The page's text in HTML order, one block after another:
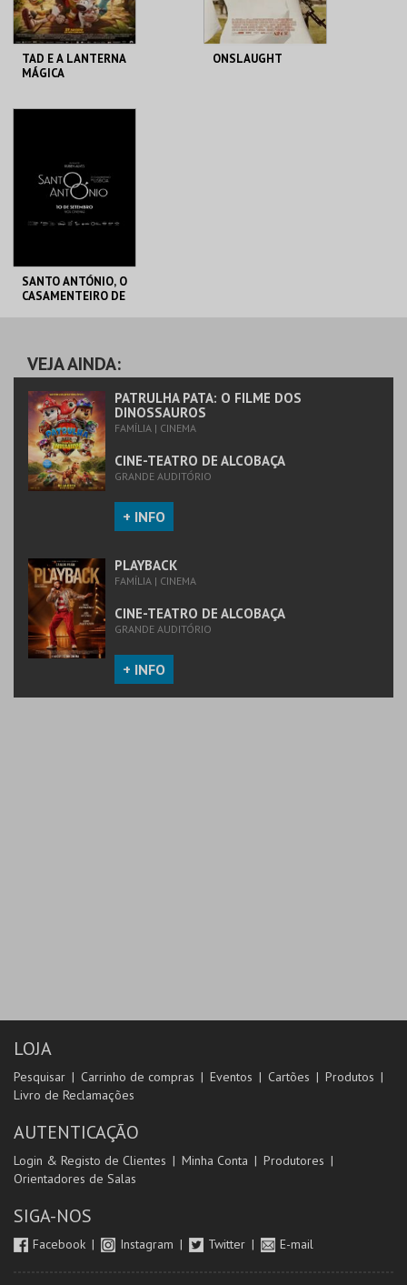
TAD E A LANTERNA
MÁGICA
MAIS INFO
COMPRAR
ONSLAUGHT
SANTO ANTÓNIO, O
CASAMENTEIRO DE
ALCOBAÇA
MAIS INFO
COMPRAR
VEJA AINDA:
PATRULHA PATA: O FILME DOS
DINOSSAUROS
FAMÍLIA | CINEMA
CINE-TEATRO DE ALCOBAÇA
GRANDE AUDITÓRIO
+ INFO
PLAYBACK
FAMÍLIA | CINEMA
CINE-TEATRO DE ALCOBAÇA
GRANDE AUDITÓRIO
+ INFO
LOJA
Pesquisar Carrinho de compras Eventos Cartões
Produtos
Livro de Reclamações
AUTENTICAÇÃO
Login & Registo de Clientes Minha Conta
Produtores
Orientadores de Salas
SIGA-NOS
Facebook Instagram Twitter E-mail